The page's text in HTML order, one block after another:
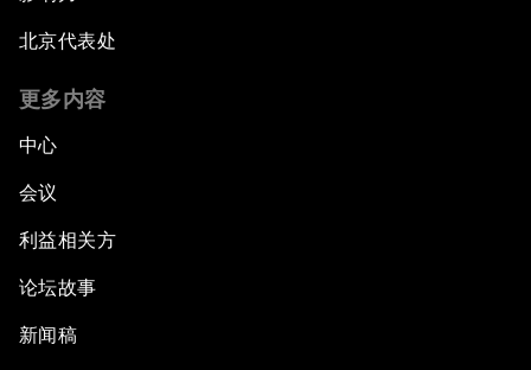
北京代表处
更多内容
中心
会议
利益相关方
论坛故事
新闻稿